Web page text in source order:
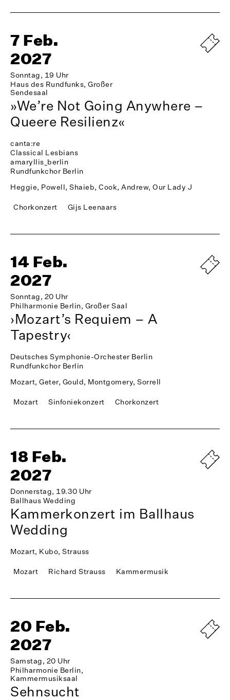
7 Feb.
2027
Sonntag, 19 Uhr
Haus des Rundfunks, Großer
Sendesaal
»We’re Not Going Anywhere –
Queere Resilienz«
canta:re
Classical Lesbians
amaryllis_berlin
Rundfunkchor Berlin
Heggie, Powell, Shaieb, Cook, Andrew, Our Lady J
Chorkonzert Gijs Leenaars
14 Feb.
2027
Sonntag, 20 Uhr
Philharmonie Berlin, Großer Saal
›Mozart’s Requiem – A
Tapestry‹
Deutsches Symphonie-Orchester Berlin
Rundfunkchor Berlin
Mozart, Geter, Gould, Montgomery, Sorrell
Mozart Sinfoniekonzert Chorkonzert
18 Feb.
2027
Donnerstag, 19.30 Uhr
Ballhaus Wedding
Kammerkonzert im Ballhaus
Wedding
Mozart, Kubo, Strauss
Mozart Richard Strauss Kammermusik
20 Feb.
2027
Samstag, 20 Uhr
Philharmonie Berlin,
Kammermusiksaal
Sehnsucht